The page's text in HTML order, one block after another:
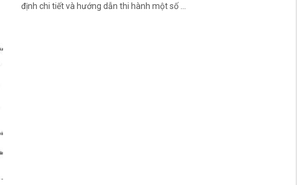
định chi tiết và hướng dẫn thi hành một số ...